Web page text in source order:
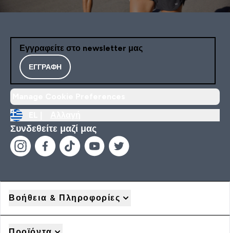
Εγγραφείτε στο newsletter μας
ΕΓΓΡΑΦΉ
Συνδεθείτε μαζί μας
Βοήθεια & Πληροφορίες